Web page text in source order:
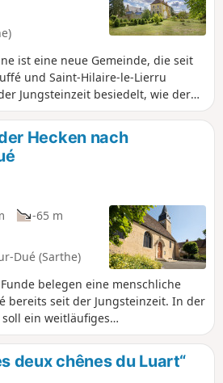
ist eine neue Gemeinde, die seit
und Saint-Hilaire-le-Lierru
Jungsteinzeit besiedelt, wie der
bezeugt, und entwickelte sich
mit der Gründung einer Abtei um
zur Revolution war das Kloster von
Besitz mit dem Titel
weckte Nachahmung und
benachbarten weltlichen
des 19. Jahrhunderts verlieh
neuen Aufschwung; sie
eines Industriegebiets, auf
die wirtschaftliche Dynamik der
Hecken nach
-65 m
Dué (Sarthe)
belegen eine menschliche
bereits seit der Jungsteinzeit. In der
ein weitläufiges
(Villa) den Grundstein für
gelegt haben, die ab dem
ist. Trotz der Zerstörung
deux chênes du Luart“